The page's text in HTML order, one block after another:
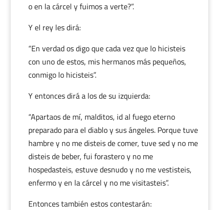
o en la cárcel y fuimos a verte?”.
Y el rey les dirá:
“En verdad os digo que cada vez que lo hicisteis
con uno de estos, mis hermanos más pequeños,
conmigo lo hicisteis”.
Y entonces dirá a los de su izquierda:
“Apartaos de mí, malditos, id al fuego eterno
preparado para el diablo y sus ángeles. Porque tuve
hambre y no me disteis de comer, tuve sed y no me
disteis de beber, fui forastero y no me
hospedasteis, estuve desnudo y no me vestisteis,
enfermo y en la cárcel y no me visitasteis”.
Entonces también estos contestarán: